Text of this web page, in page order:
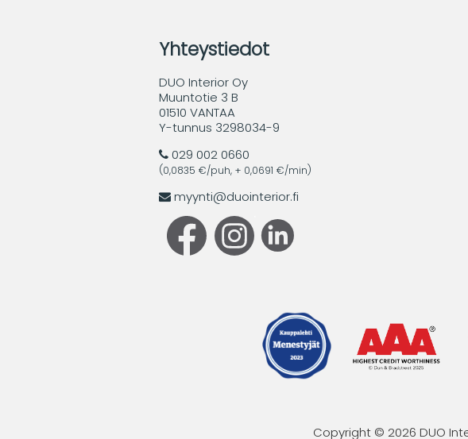
Yhteystiedot
DUO Interior Oy
Muuntotie 3 B
01510 VANTAA
Y-tunnus 3298034-9
029 002 0660
(0,0835 €/puh, + 0,0691 €/min)
myynti@duointerior.fi
Copyright © 2026 DUO